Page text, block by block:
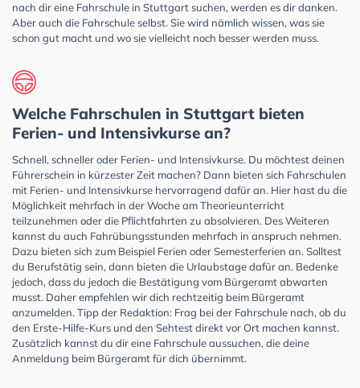
nach dir eine Fahrschule in Stuttgart suchen, werden es dir danken.
Aber auch die Fahrschule selbst. Sie wird nämlich wissen, was sie
schon gut macht und wo sie vielleicht noch besser werden muss.
Welche Fahrschulen in Stuttgart bieten
Ferien- und Intensivkurse an?
Schnell, schneller oder Ferien- und Intensivkurse. Du möchtest deinen
Führerschein in kürzester Zeit machen? Dann bieten sich Fahrschulen
mit Ferien- und Intensivkurse hervorragend dafür an. Hier hast du die
Möglichkeit mehrfach in der Woche am Theorieunterricht
teilzunehmen oder die Pflichtfahrten zu absolvieren. Des Weiteren
kannst du auch Fahrübungsstunden mehrfach in anspruch nehmen.
Dazu bieten sich zum Beispiel Ferien oder Semesterferien an. Solltest
du Berufstätig sein, dann bieten die Urlaubstage dafür an. Bedenke
jedoch, dass du jedoch die Bestätigung vom Bürgeramt abwarten
musst. Daher empfehlen wir dich rechtzeitig beim Bürgeramt
anzumelden. Tipp der Redaktion: Frag bei der Fahrschule nach, ob du
den Erste-Hilfe-Kurs und den Sehtest direkt vor Ort machen kannst.
Zusätzlich kannst du dir eine Fahrschule aussuchen, die deine
Anmeldung beim Bürgeramt für dich übernimmt.